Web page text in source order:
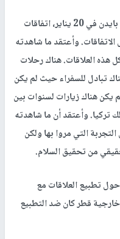
بنايم: علي القول إنه عندما وصل الرئيس بايدن في 20 يناير، اتفاقات
وأعتقد ما شاهدته
هذه العلاقات. هناك رحلات
تبادل للسفراء حيث لم يكن
هناك زيارات لسنوات بين
تركيا. وأعتقد أن ما شاهدته
التي مروا بها ولكن
من تحقيق السلام.
تطبيع العلاقات مع
خارجية قطر كان ضد التطبيع